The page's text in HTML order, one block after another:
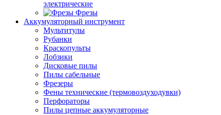
электрические
Фрезы
Аккумуляторный инструмент
Мультитулы
Рубанки
Краскопульты
Лобзики
Дисковые пилы
Пилы сабельные
Фрезеры
Фены технические (термовоздуходувки)
Перфораторы
Пилы цепные аккумуляторные